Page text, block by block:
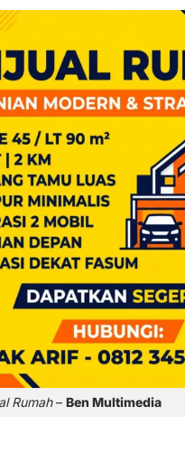
Rumah– Ben Multimedia